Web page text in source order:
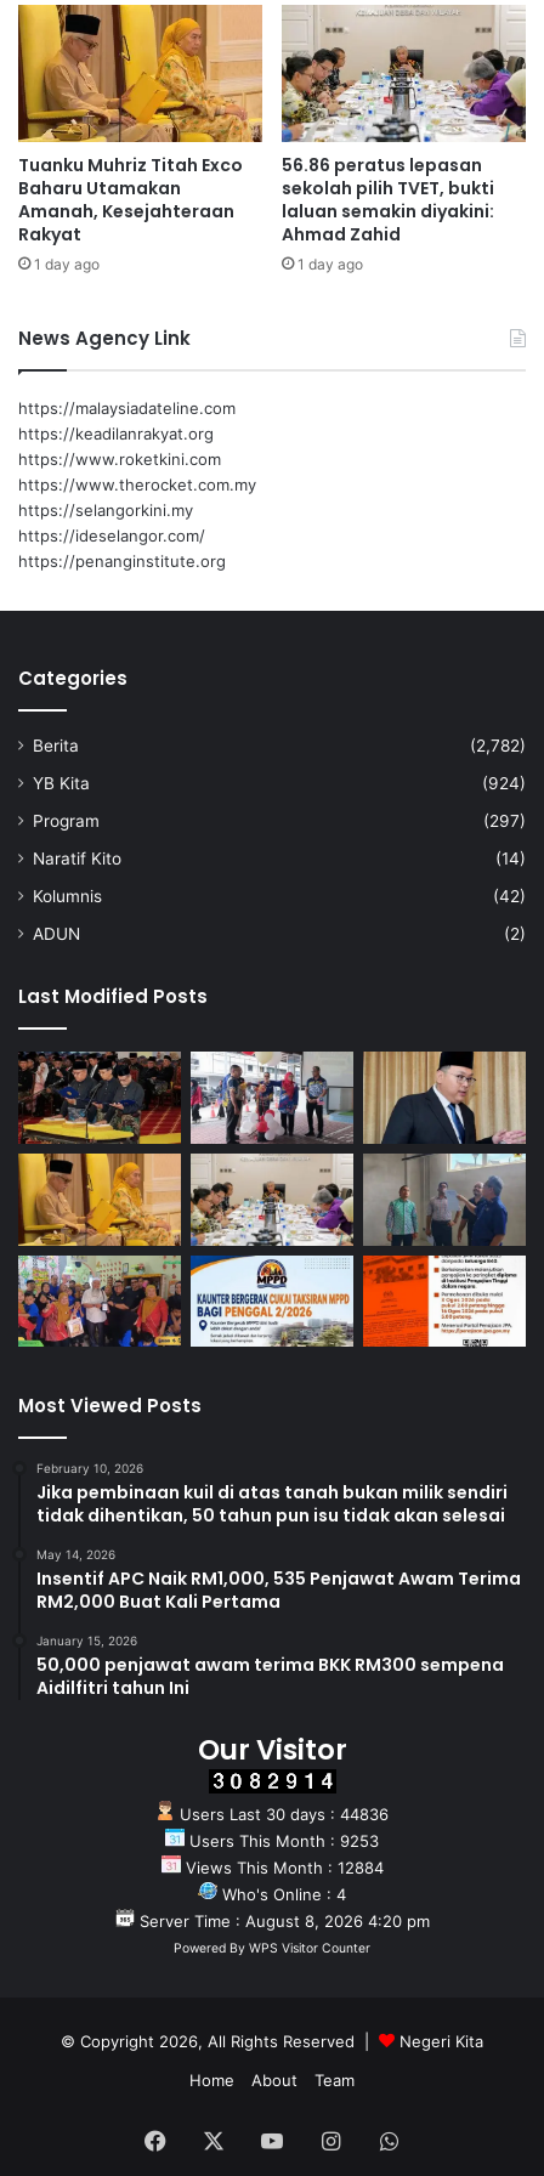
n
c
o
n
g
a
n
S
e
r
a
a
u
d
a
k
r
t
l
a
n
c
o
n
g
a
n
N
e
r
i
S
e
m
b
i
l
a
a
r
t
Tuanku Muhriz Titah Exco
Baharu Utamakan
Amanah, Kesejahteraan
Rakyat
1 day ago
56.86 peratus lepasan
sekolah pilih TVET, bukti
laluan semakin diyakini:
Ahmad Zahid
1 day ago
News Agency Link
https://malaysiadateline.com
https://keadilanrakyat.org
https://www.roketkini.com
https://www.therocket.com.my
https://selangorkini.my
https://ideselangor.com/
https://penanginstitute.org
Categories
Berita
(2,782)
YB Kita
(924)
Program
(297)
Naratif Kito
(14)
Kolumnis
(42)
ADUN
(2)
Last Modified Posts
Most Viewed Posts
February 10, 2026
Jika pembinaan kuil di atas tanah bukan milik sendiri
tidak dihentikan, 50 tahun pun isu tidak akan selesai
May 14, 2026
Insentif APC Naik RM1,000, 535 Penjawat Awam Terima
RM2,000 Buat Kali Pertama
January 15, 2026
50,000 penjawat awam terima BKK RM300 sempena
Aidilfitri tahun Ini
Our Visitor
Users Last 30 days : 44836
Users This Month : 9253
Views This Month : 12884
Who's Online : 4
Server Time : August 8, 2026 4:20 pm
Powered By WPS Visitor Counter
© Copyright 2026, All Rights Reserved |
Negeri Kita
Home
About Team
Facebook YouTubeInstagramWhatsApp